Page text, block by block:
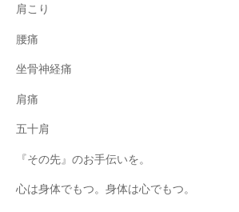
肩こり
腰痛
坐骨神経痛
肩痛
五十肩
『その先』のお手伝いを。
心は身体でもつ。身体は心でもつ。